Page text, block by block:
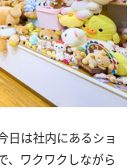
日は社内にあるショ
、ワクワクしながら